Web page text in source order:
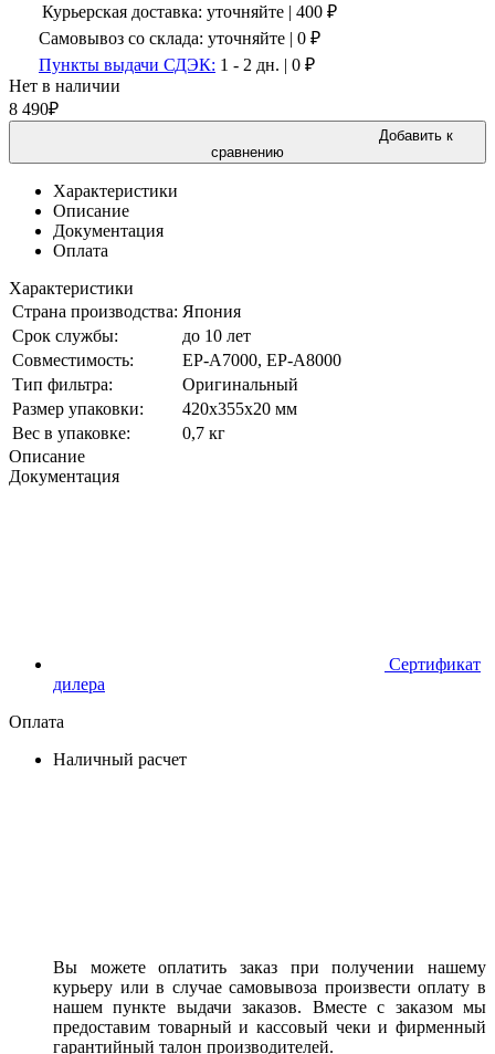
Курьерская доставка: уточняйте | 400 ₽
Самовывоз со склада: уточняйте | 0 ₽
Пункты выдачи СДЭК: 1 - 2 дн. | 0 ₽
Нет в наличии
8 490₽
Добавить к
сравнению
Характеристики
Описание
Документация
Оплата
Характеристики
Страна производства: Япония
Срок службы:
до 10 лет
Совместимость:
EP-A7000, EP-A8000
Тип фильтра:
Оригинальный
Размер упаковки:
420х355х20 мм
Вес в упаковке:
0,7 кг
Описание
Документация
Сертификат
дилера
Оплата
Наличный расчет
Вы можете оплатить заказ при получении нашему
курьеру или в случае самовывоза произвести оплату в
нашем пункте выдачи заказов. Вместе с заказом мы
предоставим товарный и кассовый чеки и фирменный
гарантийный талон производителей.